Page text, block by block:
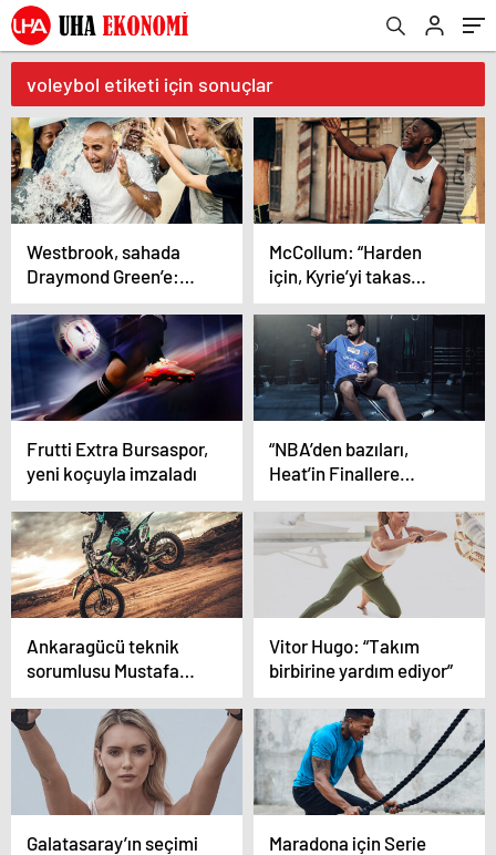
voleybol etiketi için sonuçlar
Westbrook, sahada
Draymond Green’e:
“Daha şut
atamıyorsun!”
McCollum: “Harden
için, Kyrie’yi takas
ederdim…”
Frutti Extra Bursaspor,
yeni koçuyla imzaladı
“NBA’den bazıları,
Heat’in Finallere
çıkışını ‘şans eseri’
olarak görüyor” iddiası
Ankaragücü teknik
sorumlusu Mustafa
Dalcı: “Tek eksik
goldü”
Vitor Hugo: “Takım
birbirine yardım ediyor”
Galatasaray’ın seçimi
Maradona için Serie